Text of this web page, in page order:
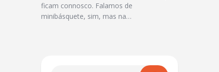
ficam connosco. Falamos de
minibásquete, sim, mas na…